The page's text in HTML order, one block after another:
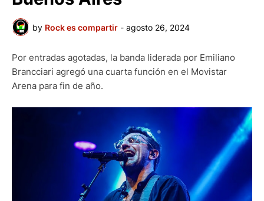
by Rock es compartir - agosto 26, 2024
Por entradas agotadas, la banda liderada por Emiliano
Brancciari agregó una cuarta función en el Movistar
Arena para fin de año.